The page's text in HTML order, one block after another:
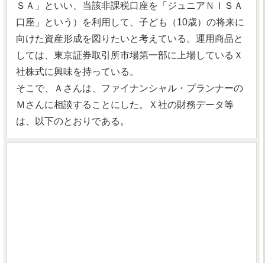
ＳＡ」といい、当該非課税口座を「ジュニアＮＩＳＡ
口座」という）を利用して、子ども（10歳）の将来に
向けた資産形成を図りたいと考えている。運用商品と
しては、東京証券取引所市場第一部に上場しているＸ
社株式に興味を持っている。
そこで、Ａさんは、ファイナンシャル・プランナーの
Ｍさんに相談することにした。Ｘ社の財務データ等
は、以下のとおりである。